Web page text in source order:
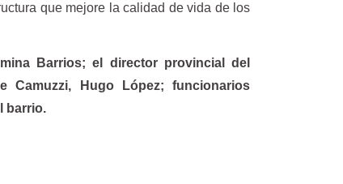
que mejore la calidad de vida de los
Barrios; el director provincial del
Camuzzi, Hugo López; funcionarios
barrio.